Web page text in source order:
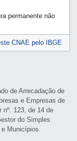
permanente não
CNAE pelo IBGE
de Arrecadação de
e Empresas de
nº. 123, de 14 de
do Simples
e Municípios.